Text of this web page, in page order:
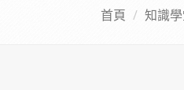
首頁 知識